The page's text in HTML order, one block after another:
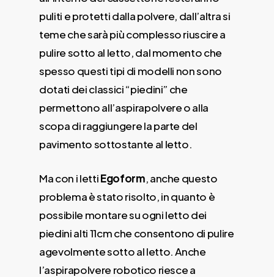
puliti e protetti dalla polvere, dall’altra si
teme che sarà più complesso riuscire a
pulire sotto al letto, dal momento che
spesso questi tipi di modelli non sono
dotati dei classici “piedini” che
permettono all’aspirapolvere o alla
scopa di raggiungere la parte del
pavimento sottostante al letto.
Ma con i lettiEgoform, anche questo
problema è stato risolto, in quanto è
possibile montare su ogni letto dei
piedini alti 11cm che consentono di pulire
agevolmente sotto al letto. Anche
l’aspirapolvere robotico riesce a